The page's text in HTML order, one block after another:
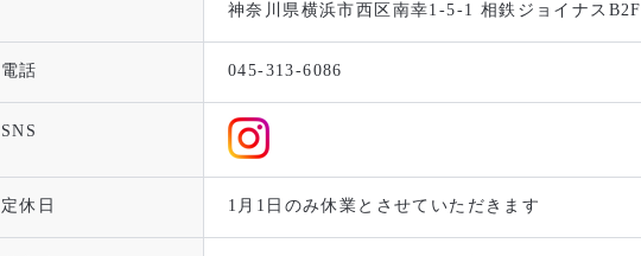
神奈川県横浜市西区南幸1-5-1 相鉄ジョイナスB2F
電話 045-313-6086
SNS
定休日 1月1日のみ休業とさせていただきます